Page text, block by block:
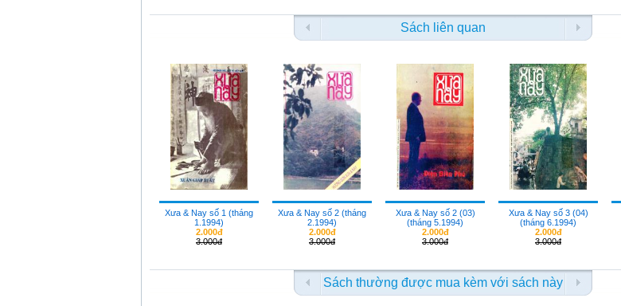
Sách liên quan
Xưa & Nay số 1 (tháng
1.1994)
2.000đ
3.000đ
Xưa & Nay số 2 (tháng
2.1994)
2.000đ
3.000đ
Xưa & Nay số 2 (03)
(tháng 5.1994)
2.000đ
3.000đ
Xưa & Nay số 3 (04)
(tháng 6.1994)
2.000đ
3.000đ
Sách thường được mua kèm với sách này